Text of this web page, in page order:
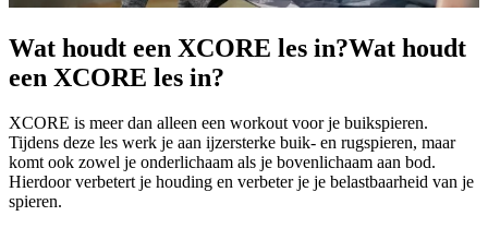
Wat houdt een XCORE les in?Wat houdt
een XCORE les in?
XCORE is meer dan alleen een workout voor je buikspieren.
Tijdens deze les werk je aan ijzersterke buik- en rugspieren, maar
komt ook zowel je onderlichaam als je bovenlichaam aan bod.
Hierdoor verbetert je houding en verbeter je je belastbaarheid van je
spieren.